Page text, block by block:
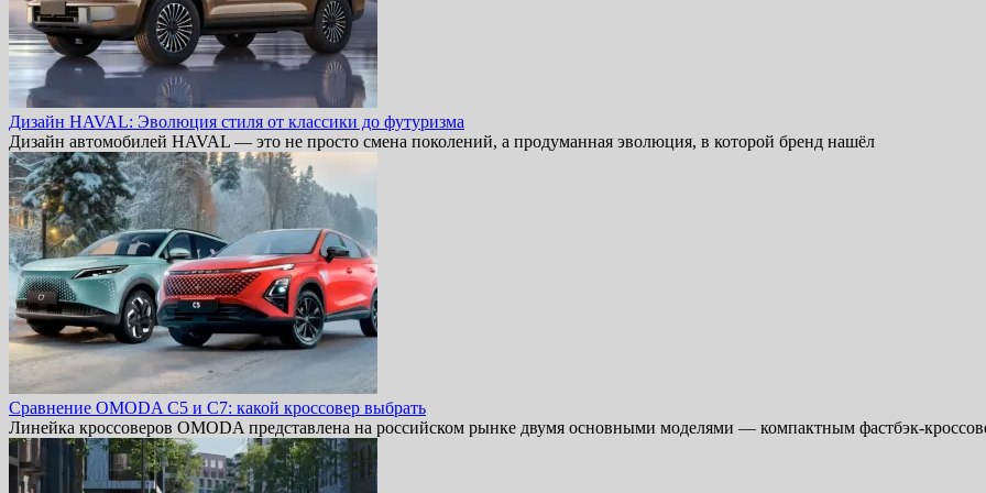
Дизайн HAVAL: Эволюция стиля от классики до футуризма
Дизайн автомобилей HAVAL — это не просто смена поколений, а продуманная эволюция, в которой бренд нашёл
Сравнение OMODA C5 и C7: какой кроссовер выбрать
Линейка кроссоверов OMODA представлена на российском рынке двумя основными моделями — компактным фастбэк-